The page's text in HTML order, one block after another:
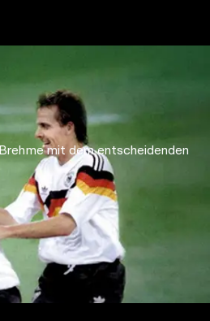
mit dem entscheidenden